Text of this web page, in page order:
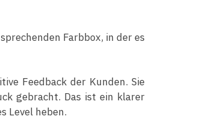
Farbbox, in der es
Feedback der Kunden. Sie
gebracht. Das ist ein klarer
Level heben.